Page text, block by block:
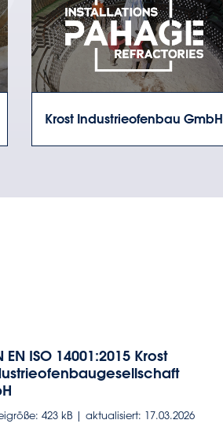
Krost Industrieofenbau GmbH
EN ISO 14001:2015 Krost
423 kB | aktualisiert: 17.03.2026